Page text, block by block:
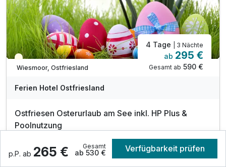
p.P. ab 265 € Gesamt
ab 530 € Verfügbarkeit prüfen
Saisonal verfügbar
Wiesmoor, Ostfriesland
4 Tage | 3 Nächte
ab 295 €
Gesamt ab 590 €
Ferien Hotel Ostfriesland
Ostfriesen Osterurlaub am See inkl. HP Plus &
Poolnutzung
3 x reichhaltiges Frühstück vom Buffet